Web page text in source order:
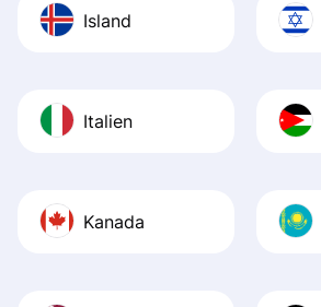
Island
Italien
Kanada